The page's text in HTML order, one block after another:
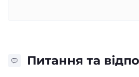
Питання та